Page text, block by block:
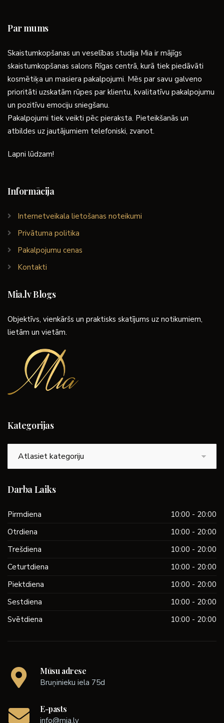
Par mums
Skaistumkopšanas un veselības studija Mia ir mājīgs
skaistumkopšanas salons Rīgas centrā, kurā tiek piedāvāti
kosmētiķa un masiera pakalpojumi. Mēs par savu galveno
prioritāti uzskatām rūpes par klientu, kvalitatīvu pakalpojumu
un pozitīvu emociju sniegšanu.
Pakalpojumi tiek veikti pēc pieraksta. Pieteikšanās un
atbildes uz jautājumiem telefoniski, zvanot.
Lapni lūdzam!
Informācija
Internetveikala lietošanas noteikumi
Privātuma politika
Pakalpojumu cenas
Kontakti
Mia.lv Blogs
Objektīvs, vienkāršs un praktisks skatījums uz notikumiem,
lietām un vietām.
Kategorijas
Darba Laiks
Pirmdiena
10:00 - 20:00
Otrdiena
10:00 - 20:00
Trešdiena
10:00 - 20:00
Ceturtdiena
10:00 - 20:00
Piektdiena
10:00 - 20:00
Sestdiena
10:00 - 20:00
Svētdiena
10:00 - 20:00
Mūsu adrese
Bruņinieku iela 75d
E-pasts
info@mia.lv